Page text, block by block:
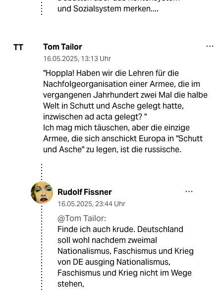
und Sozialsystem merken....
TT Tom Tailor
16.05.2025, 13:13 Uhr
"Hoppla! Haben wir die Lehren für die
Nachfolgeorganisation einer Armee, die im
vergangenen Jahrhundert zwei Mal die halbe
Welt in Schutt und Asche gelegt hatte,
inzwischen ad acta gelegt? "
Ich mag mich täuschen, aber die einzige
Armee, die sich anschickt Europa in "Schutt
und Asche" zu legen, ist die russische.
Rudolf Fissner
16.05.2025, 23:44 Uhr
@Tom Tailor:
Finde ich auch krude. Deutschland
soll wohl nachdem zweimal
Nationalismus, Faschismus und Krieg
von DE ausging Nationalismus,
Faschismus und Krieg nicht im Wege
stehen,